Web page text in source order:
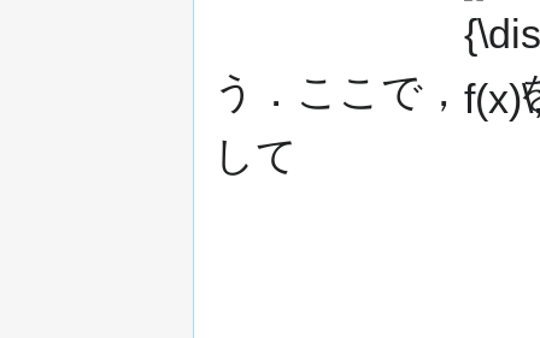
う．ここで，
して